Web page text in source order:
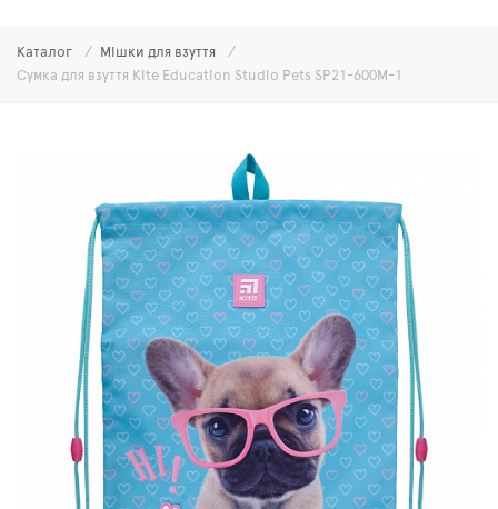
МОЛОДІЖНІ РЮКЗАКИ
ПЛЯШКИ ДЛЯ ВОДИ
SCHOOL STANDARD
SKYNAME
РОЗПРОДАЖ
Каталог
Мішки для взуття
Сумка для взуття Kite Education Studio Pets SP21-600M-1